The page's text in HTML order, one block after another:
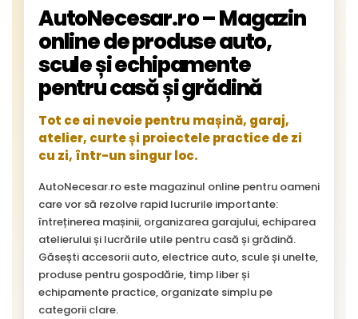
AutoNecesar.ro – Magazin
online de produse auto,
scule și echipamente
pentru casă și grădină
Tot ce ai nevoie pentru mașină, garaj,
atelier, curte și proiectele practice de zi
cu zi, într-un singur loc.
AutoNecesar.ro este magazinul online pentru oameni
care vor să rezolve rapid lucrurile importante:
întreținerea mașinii, organizarea garajului, echiparea
atelierului și lucrările utile pentru casă și grădină.
Găsești accesorii auto, electrice auto, scule și unelte,
produse pentru gospodărie, timp liber și
echipamente practice, organizate simplu pe
categorii clare.